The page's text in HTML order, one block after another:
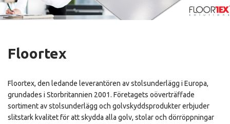
Floortex
Floortex, den ledande leverantören av stolsunderlägg i Europa,
grundades i Storbritannien 2001. Företagets oöverträffade
sortiment av stolsunderlägg och golvskyddsprodukter erbjuder
slitstark kvalitet för att skydda alla golv, stolar och dörröppningar